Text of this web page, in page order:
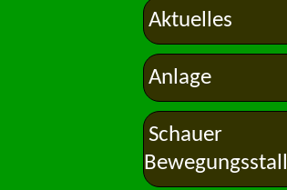
Aktuelles
Anlage
Schauer
Bewegungsstall